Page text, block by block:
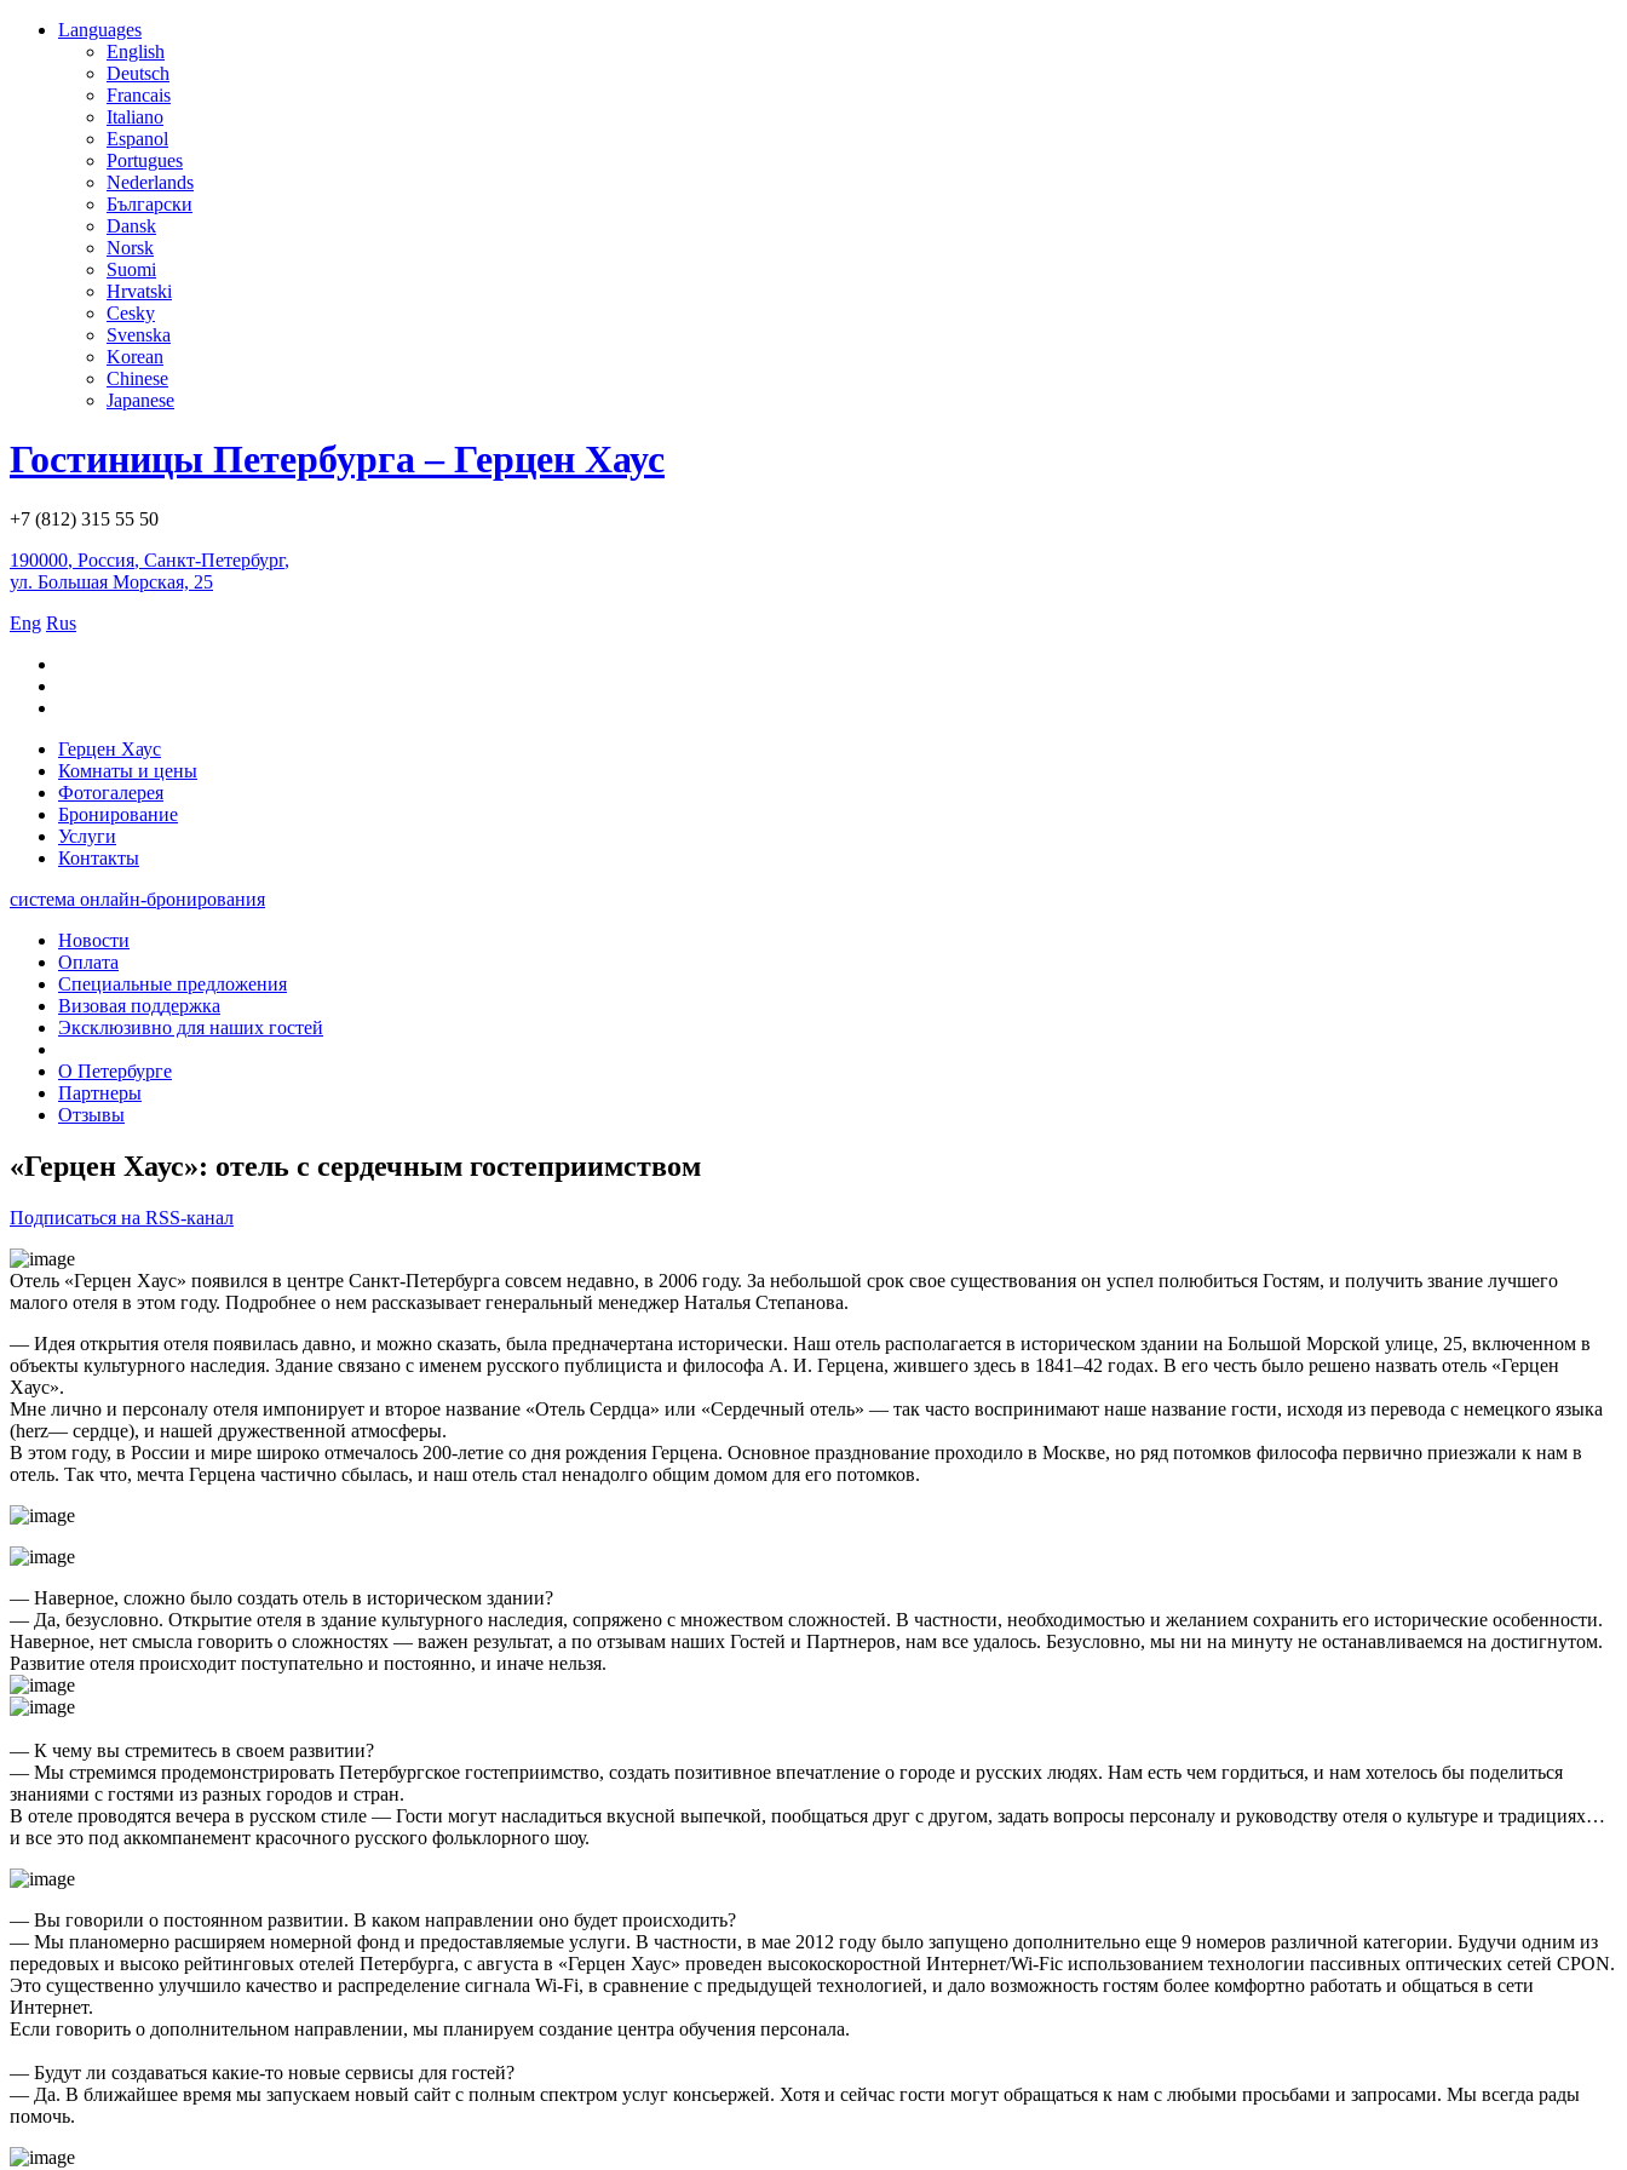
Languages
English
Deutsch
Francais
Italiano
Espanol
Portugues
Nederlands
Български
Dansk
Norsk
Suomi
Hrvatski
Cesky
Svenska
Korean
Chinese
Japanese
Гостиницы Петербурга – Герцен Хаус
+7 (812) 315 55 50
190000, Россия, Санкт-Петербург,
ул. Большая Морская, 25
Eng Rus
Герцен Хаус
Комнаты и цены
Фотогалерея
Бронирование
Услуги
Контакты
система онлайн-бронирования
Новости
Оплата
Специальные предложения
Визовая поддержка
Эксклюзивно для наших гостей
О Петербурге
Партнеры
Отзывы
«Герцен Хаус»: отель с сердечным гостеприимством
Подписаться на RSS-канал
Отель «Герцен Хаус» появился в центре Санкт-Петербурга совсем недавно, в 2006 году. За небольшой срок свое существования он успел полюбиться Гостям, и получить звание лучшего
малого отеля в этом году. Подробнее о нем рассказывает генеральный менеджер Наталья Степанова.
— Идея открытия отеля появилась давно, и можно сказать, была предначертана исторически. Наш отель располагается в историческом здании на Большой Морской улице, 25, включенном в
объекты культурного наследия. Здание связано с именем русского публициста и философа А. И. Герцена, жившего здесь в 1841–42 годах. В его честь было решено назвать отель «Герцен
Хаус».
Мне лично и персоналу отеля импонирует и второе название «Отель Сердца» или «Сердечный отель» — так часто воспринимают наше название гости, исходя из перевода с немецкого языка
(herz— сердце), и нашей дружественной атмосферы.
В этом году, в России и мире широко отмечалось 200-летие со дня рождения Герцена. Основное празднование проходило в Москве, но ряд потомков философа первично приезжали к нам в
отель. Так что, мечта Герцена частично сбылась, и наш отель стал ненадолго общим домом для его потомков.
— Наверное, сложно было создать отель в историческом здании?
— Да, безусловно. Открытие отеля в здание культурного наследия, сопряжено с множеством сложностей. В частности, необходимостью и желанием сохранить его исторические особенности.
Наверное, нет смысла говорить о сложностях — важен результат, а по отзывам наших Гостей и Партнеров, нам все удалось. Безусловно, мы ни на минуту не останавливаемся на достигнутом.
Развитие отеля происходит поступательно и постоянно, и иначе нельзя.
— К чему вы стремитесь в своем развитии?
— Мы стремимся продемонстрировать Петербургское гостеприимство, создать позитивное впечатление о городе и русских людях. Нам есть чем гордиться, и нам хотелось бы поделиться
знаниями с гостями из разных городов и стран.
В отеле проводятся вечера в русском стиле — Гости могут насладиться вкусной выпечкой, пообщаться друг с другом, задать вопросы персоналу и руководству отеля о культуре и традициях…
и все это под аккомпанемент красочного русского фольклорного шоу.
— Вы говорили о постоянном развитии. В каком направлении оно будет происходить?
— Мы планомерно расширяем номерной фонд и предоставляемые услуги. В частности, в мае 2012 году было запущено дополнительно еще 9 номеров различной категории. Будучи одним из
передовых и высоко рейтинговых отелей Петербурга, с августа в «Герцен Хаус» проведен высокоскоростной Интернет/Wi-Fiс использованием технологии пассивных оптических сетей CPON.
Это существенно улучшило качество и распределение сигнала Wi-Fi, в сравнение с предыдущей технологией, и дало возможность гостям более комфортно работать и общаться в сети
Интернет.
Если говорить о дополнительном направлении, мы планируем создание центра обучения персонала.
— Будут ли создаваться какие-то новые сервисы для гостей?
— Да. В ближайшее время мы запускаем новый сайт с полным спектром услуг консьержей. Хотя и сейчас гости могут обращаться к нам с любыми просьбами и запросами. Мы всегда рады
помочь.